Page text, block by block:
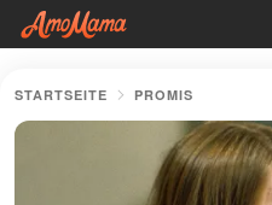
STARTSEITE PROMIS